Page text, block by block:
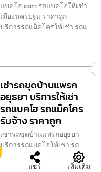
แบคโฮ.com รถแบคโฮให้เช่า
เมืองนครปฐม ราคาถูก
บริการรถแม็คโครให้เช่า รถแ
เช่ารถขุดบ้านแพรก
อยุธยา บริการให้เช่า
รถแบคโฮ รถแม็คโคร
รับจ้าง ราคาถูก
เช่ารถขุดบ้านแพรกอยุธยา
บริการรถแบคโฮให้เช่า รถ
แม็คโครรับจ้าง รับเหมาถ
แชร์ เพิ่มเติม